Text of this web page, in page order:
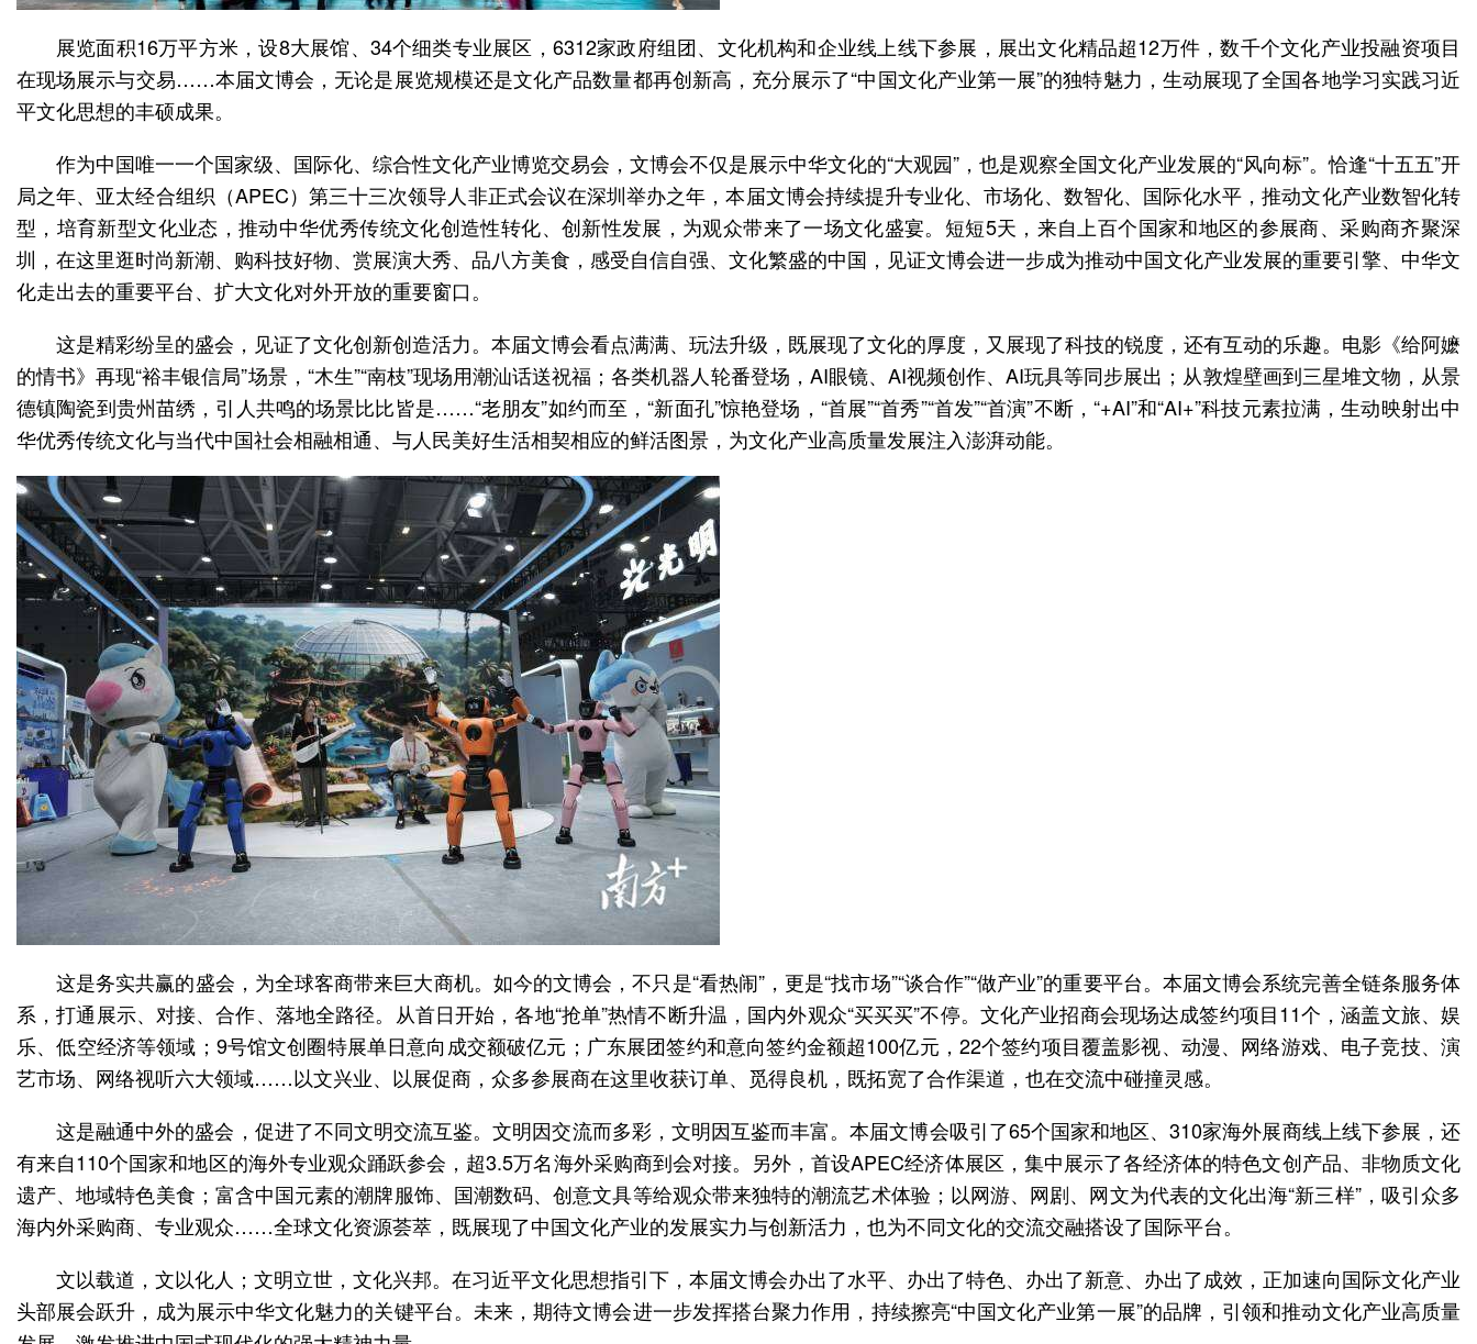
展览面积16万平方米，设8大展馆、34个细类专业展区，6312家政府组团、文化机构和企业线上线下参展，展出文化精品超12万件，数千个文化产业投融资项目
在现场展示与交易……本届文博会，无论是展览规模还是文化产品数量都再创新高，充分展示了“中国文化产业第一展”的独特魅力，生动展现了全国各地学习实践习近
平文化思想的丰硕成果。
作为中国唯一一个国家级、国际化、综合性文化产业博览交易会，文博会不仅是展示中华文化的“大观园”，也是观察全国文化产业发展的“风向标”。恰逢“十五五”开
局之年、亚太经合组织（APEC）第三十三次领导人非正式会议在深圳举办之年，本届文博会持续提升专业化、市场化、数智化、国际化水平，推动文化产业数智化转
型，培育新型文化业态，推动中华优秀传统文化创造性转化、创新性发展，为观众带来了一场文化盛宴。短短5天，来自上百个国家和地区的参展商、采购商齐聚深
圳，在这里逛时尚新潮、购科技好物、赏展演大秀、品八方美食，感受自信自强、文化繁盛的中国，见证文博会进一步成为推动中国文化产业发展的重要引擎、中华文
化走出去的重要平台、扩大文化对外开放的重要窗口。
这是精彩纷呈的盛会，见证了文化创新创造活力。本届文博会看点满满、玩法升级，既展现了文化的厚度，又展现了科技的锐度，还有互动的乐趣。电影《给阿嬷
的情书》再现“裕丰银信局”场景，“木生”“南枝”现场用潮汕话送祝福；各类机器人轮番登场，AI眼镜、AI视频创作、AI玩具等同步展出；从敦煌壁画到三星堆文物，从景
德镇陶瓷到贵州苗绣，引人共鸣的场景比比皆是……“老朋友”如约而至，“新面孔”惊艳登场，“首展”“首秀”“首发”“首演”不断，“+AI”和“AI+”科技元素拉满，生动映射出中
华优秀传统文化与当代中国社会相融相通、与人民美好生活相契相应的鲜活图景，为文化产业高质量发展注入澎湃动能。
这是务实共赢的盛会，为全球客商带来巨大商机。如今的文博会，不只是“看热闹”，更是“找市场”“谈合作”“做产业”的重要平台。本届文博会系统完善全链条服务体
系，打通展示、对接、合作、落地全路径。从首日开始，各地“抢单”热情不断升温，国内外观众“买买买”不停。文化产业招商会现场达成签约项目11个，涵盖文旅、娱
乐、低空经济等领域；9号馆文创圈特展单日意向成交额破亿元；广东展团签约和意向签约金额超100亿元，22个签约项目覆盖影视、动漫、网络游戏、电子竞技、演
艺市场、网络视听六大领域……以文兴业、以展促商，众多参展商在这里收获订单、觅得良机，既拓宽了合作渠道，也在交流中碰撞灵感。
这是融通中外的盛会，促进了不同文明交流互鉴。文明因交流而多彩，文明因互鉴而丰富。本届文博会吸引了65个国家和地区、310家海外展商线上线下参展，还
有来自110个国家和地区的海外专业观众踊跃参会，超3.5万名海外采购商到会对接。另外，首设APEC经济体展区，集中展示了各经济体的特色文创产品、非物质文化
遗产、地域特色美食；富含中国元素的潮牌服饰、国潮数码、创意文具等给观众带来独特的潮流艺术体验；以网游、网剧、网文为代表的文化出海“新三样”，吸引众多
海内外采购商、专业观众……全球文化资源荟萃，既展现了中国文化产业的发展实力与创新活力，也为不同文化的交流交融搭设了国际平台。
文以载道，文以化人；文明立世，文化兴邦。在习近平文化思想指引下，本届文博会办出了水平、办出了特色、办出了新意、办出了成效，正加速向国际文化产业
头部展会跃升，成为展示中华文化魅力的关键平台。未来，期待文博会进一步发挥搭台聚力作用，持续擦亮“中国文化产业第一展”的品牌，引领和推动文化产业高质量